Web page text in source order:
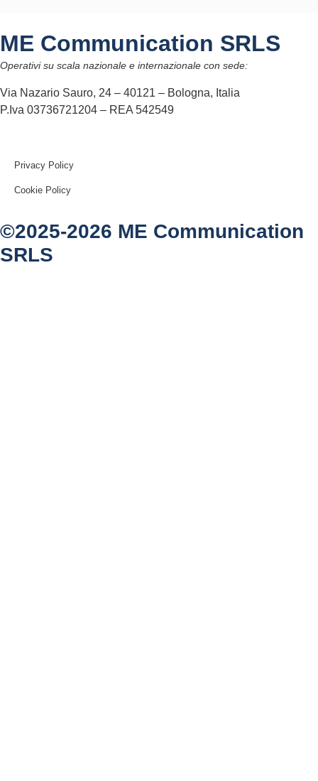
ME Communication SRLS
Operativi su scala nazionale e internazionale con sede:
Via Nazario Sauro, 24 – 40121 – Bologna, Italia
P.Iva 03736721204 – REA 542549
Privacy Policy
Cookie Policy
©2025-2026 ME Communication
SRLS